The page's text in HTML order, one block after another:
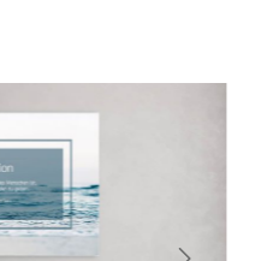
5 Sternen